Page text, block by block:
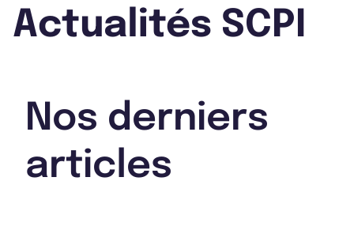
Actualités SCPI
Nos derniers
articles